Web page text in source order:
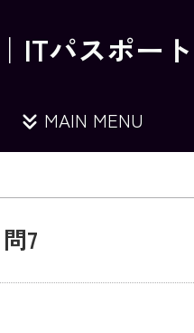
ITパスポー
MAIN MENU
7